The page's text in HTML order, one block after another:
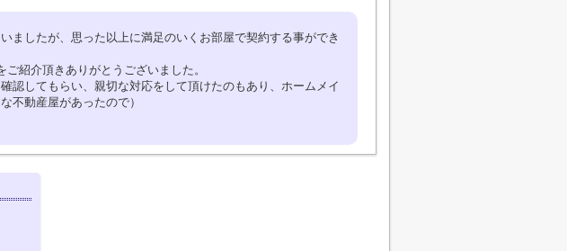
ましたが、思った以上に満足のいくお部屋で契約する事ができ
紹介頂きありがとうございました。
認してもらい、親切な対応をして頂けたのもあり、ホームメイ
不動産屋があったので）